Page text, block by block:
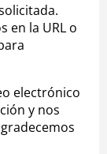
en la URL o
electrónico
y nos